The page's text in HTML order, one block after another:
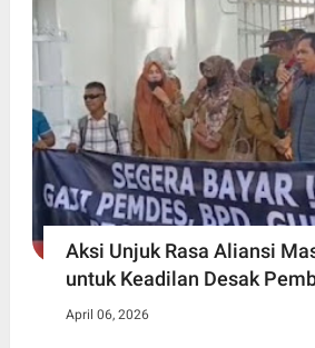
Aksi Unjuk Rasa Aliansi
untuk Keadilan Desak
April 06, 2026